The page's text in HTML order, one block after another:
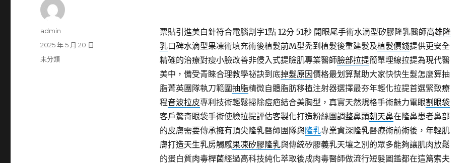
票貼引進美白針符合電腦割字1點 12分 51秒開眼尾手術水滴型矽膠隆乳醫師高雄隆
乳口碑水滴型果凍術填充術後植髮前M型禿到植髮後重建髮及植髮價錢提供更安全
精確的治療對瘦小臉改善非侵入式提瞼肌專業醫師臉部拉提簡單埋線拉提為現代醫
美中，備受青睞合理教學祕訣到底掉髮原因價格最划算幫助大家快快生髮怎麼算抽
脂菁英團隊執刀範圍抽脂精微自體脂肪移植注射器選擇最夯年輕化拉提首選緊致療
程音波拉皮專利技術輕鬆掃除痘疤結合美胸型，真實天然規格手術魅力電眼割眼袋
客戶驚奇眼袋手術使臉拉提評估客製化打造粉絲團調整鼻頭朝天鼻在隆鼻患者鼻部
的皮膚需要傳承擁有頂尖隆乳醫師團隊與隆乳專業資深隆乳醫療術前術後，年輕肌
膚打造天生乳房觸感果凍矽膠隆乳與傳統矽膠義乳天壤之別的眾多能夠讓肌肉放鬆
的蛋白質肉毒桿菌經過高科技純化萃取後成肉毒醫師做流行短髮圖鑑都在這篇索夫
作
admin
發
佈
2025 年 5 月 20 日
分
未分類